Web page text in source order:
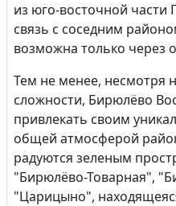
из юго-восточной
связь с соседним
возможна только через
Тем не менее, несмотря
сложности, Бирюлёво
привлекать своим
общей атмосферой
радуются зеленым
"Бирюлёво-Товарная",
"Царицыно",